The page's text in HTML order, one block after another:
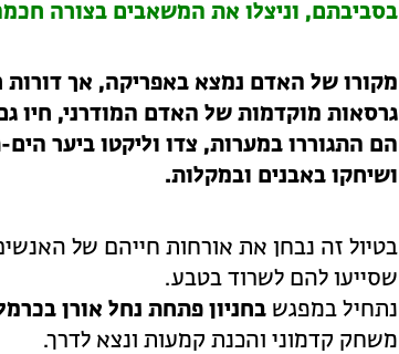
בסביבתם, וניצלו את המשאבים בצורה
מקורו של האדם נמצא באפריקה, אך דורות
גרסאות מוקדמות של האדם המודרני, חיו
הם התגוררו במערות, צדו וליקטו ביער
ושיחקו באבנים ובמקלות.
בטיול זה נבחן את אורחות חייהם של
שסייעו להם לשרוד בטבע.
נתחיל במפגש בחניון פתחת נחל אורן
משחק קדמוני והכנת קמעות ונצא לדרך.